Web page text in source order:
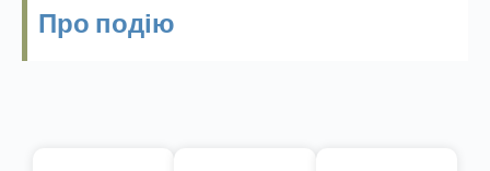
Про подію